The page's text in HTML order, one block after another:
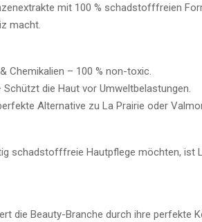
mit 100 % schadstofffreien
macht.
Chemikalien – 100 % non-toxic.
die Haut vor Umweltbelastungen.
Alternative zu La Prairie oder
schadstofffreie Hautpflege möchten, ist
die Beauty-Branche durch ihre perfekte